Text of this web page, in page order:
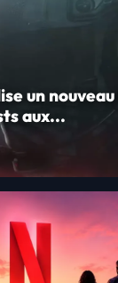
un
aux...